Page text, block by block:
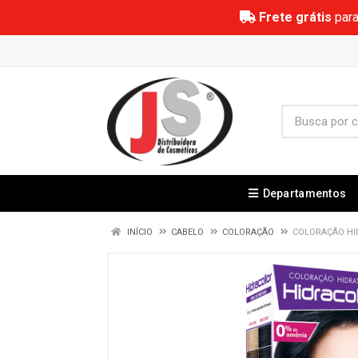
Frete grátis
Departamentos
INÍCIO CABELO COLORAÇÃO COLORAÇÃO